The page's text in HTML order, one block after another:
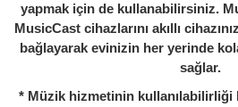
yapmak için de kullanabilirsiniz.
MusicCast cihazlarını akıllı
bağlayarak evinizin her yerinde
sağlar.
* Müzik hizmetinin kullanılabilirliği